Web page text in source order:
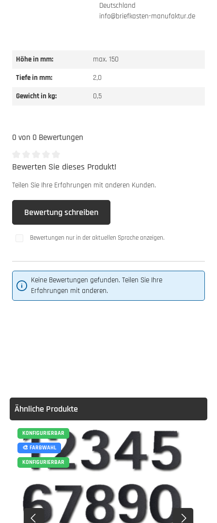
Deutschland
info@briefkasten-manufaktur.de
Höhe in mm:
max. 150
Tiefe in mm:
2,0
Gewicht in kg:
0,5
0 von 0 Bewertungen
Durchschnittliche Bewertung von 0 von 5 Sternen
Bewerten Sie dieses Produkt!
Teilen Sie Ihre Erfahrungen mit anderen Kunden.
Bewertung schreiben
Bewertungen nur in der aktuellen Sprache anzeigen.
Keine Bewertungen gefunden. Teilen Sie Ihre
Erfahrungen mit anderen.
Ähnliche Produkte
KONFIGURIERBAR
🎨 FARBWAHL
KONFIGURIERBAR